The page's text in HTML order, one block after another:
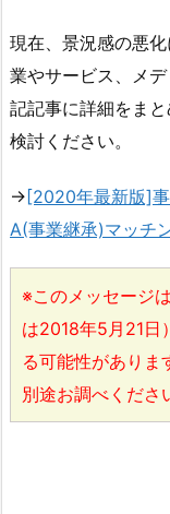
現在、景況感の悪
業やサービス、メ
記記事に詳細をま
検討ください。
→[2020年最新版]
A(事業継承)マッチ
※このメッセージ
は2018年5月21日
る可能性がありま
別途お調べくださ